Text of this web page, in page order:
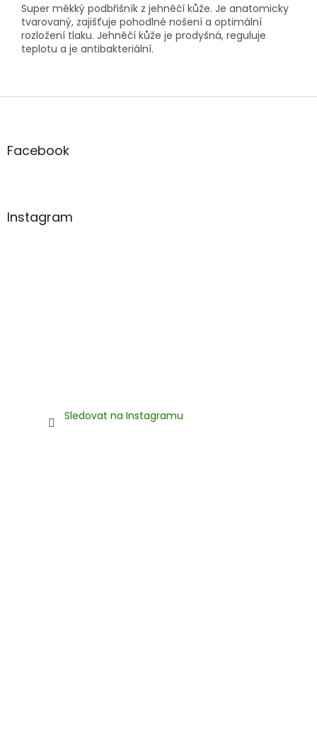
Super měkký podbřišník z jehněčí kůže. Je anatomicky
tvarovaný, zajišťuje pohodlné nošení a optimální
rozložení tlaku. Jehněčí kůže je prodyšná, reguluje
teplotu a je antibakteriální.
Z
aFacebook
Instagram
Sledovat na Instagramu